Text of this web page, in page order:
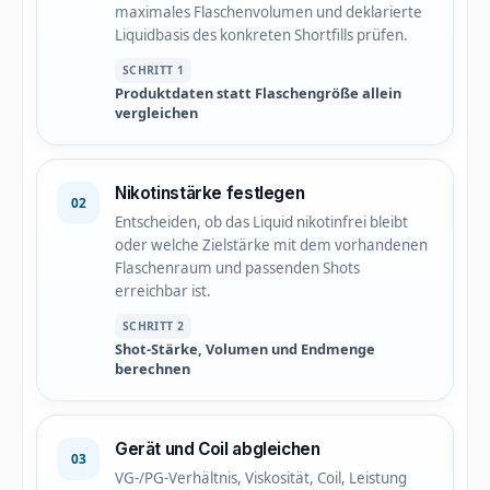
maximales Flaschenvolumen und deklarierte
Liquidbasis des konkreten Shortfills prüfen.
SCHRITT 1
Produktdaten statt Flaschengröße allein
vergleichen
02 Nikotinstärke festlegen
Entscheiden, ob das Liquid nikotinfrei bleibt
oder welche Zielstärke mit dem vorhandenen
Flaschenraum und passenden Shots
erreichbar ist.
SCHRITT 2
Shot-Stärke, Volumen und Endmenge
berechnen
03 Gerät und Coil abgleichen
VG-/PG-Verhältnis, Viskosität, Coil, Leistung